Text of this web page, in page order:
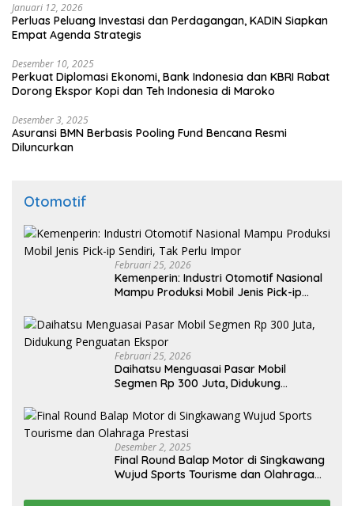
Januari 12, 2026
Perluas Peluang Investasi dan Perdagangan, KADIN Siapkan
Empat Agenda Strategis
Desember 10, 2025
Perkuat Diplomasi Ekonomi, Bank Indonesia dan KBRI Rabat
Dorong Ekspor Kopi dan Teh Indonesia di Maroko
Desember 3, 2025
Asuransi BMN Berbasis Pooling Fund Bencana Resmi
Diluncurkan
Otomotif
Februari 25, 2026
Kemenperin: Industri Otomotif Nasional
Mampu Produksi Mobil Jenis Pick-ip
Februari 25, 2026
Daihatsu Menguasai Pasar Mobil
Segmen Rp 300 Juta, Didukung
Desember 2, 2025
Final Round Balap Motor di Singkawang
Wujud Sports Tourisme dan Olahraga